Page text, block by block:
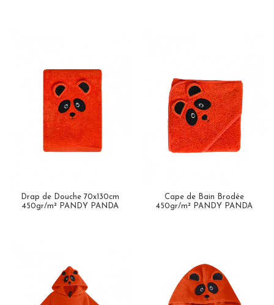
Drap de Douche 70x130cm
450gr/m² PANDY PANDA
Cape de Bain Brodée
450gr/m² PANDY PANDA